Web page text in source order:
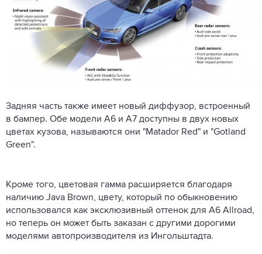
Задняя часть также имеет новый диффузор, встроенный
в бампер. Обе модели A6 и A7 доступны в двух новых
цветах кузова, называются они "Matador Red" и "Gotland
Green".
Кроме того, цветовая гамма расширяется благодаря
наличию Java Brown, цвету, который по обыкновению
использовался как эксклюзивный оттенок для A6 Allroad,
но теперь он может быть заказан с другими дорогими
моделями автопроизводителя из Ингольштадта.